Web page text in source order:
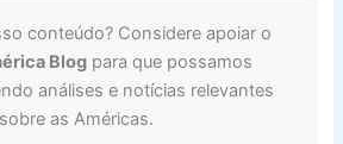
conteúdo? Considere apoiar o
Blogpara que possamos
análises e notícias relevantes
sobre as Américas.